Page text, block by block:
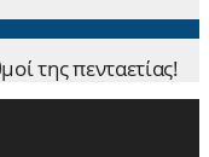
της πενταετίας!